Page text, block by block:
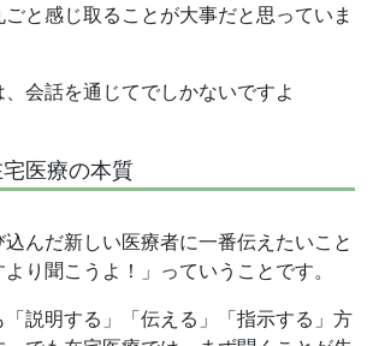
と感じ取ることが大事だと思っていま
会話を通じてでしかないですよ
宅医療の本質
んだ新しい医療者に一番伝えたいこと
り聞こうよ！」っていうことです。
説明する」「伝える」「指示する」方